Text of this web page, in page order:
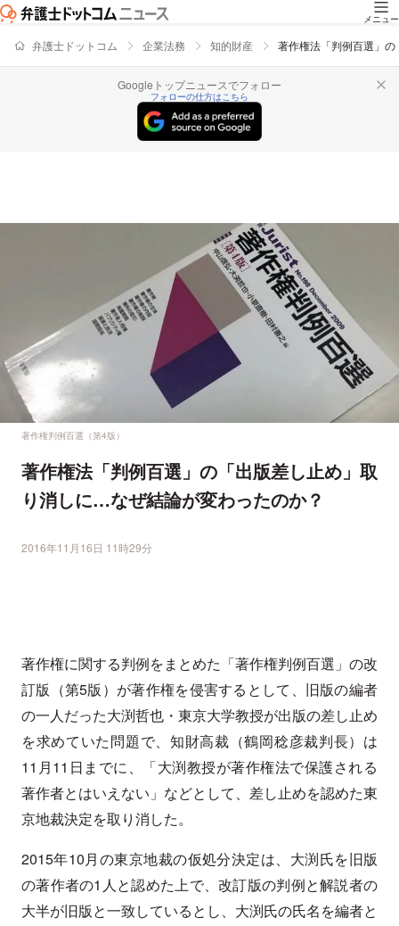
メニュー
弁護士ドットコム 企業法務 知的財産 著作権法「判例百選」
Googleトップニュースでフォロー
フォローの仕方はこちら
著作権判例百選（第4版）
著作権法「判例百選」の「出版差し止め」取
り消しに…なぜ結論が変わったのか？
2016年11月16日 11時29分
著作権に関する判例をまとめた「著作権判例百選」の改
訂版（第5版）が著作権を侵害するとして、旧版の編者
の一人だった大渕哲也・東京大学教授が出版の差し止め
を求めていた問題で、知財高裁（鶴岡稔彦裁判長）は
11月11日までに、「大渕教授が著作権法で保護される
著作者とはいえない」などとして、差し止めを認めた東
京地裁決定を取り消した。
2015年10月の東京地裁の仮処分決定は、大渕氏を旧版
の著作者の1人と認めた上で、改訂版の判例と解説者の
大半が旧版と一致しているとし、大渕氏の氏名を編者と